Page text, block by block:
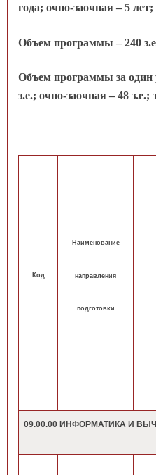
года; очно-заочная – 5
Объем программы – 240
Объем программы за один
з.е.; очно-заочная – 48 з.е.;
Код
Наименование
направления
подготовки
09.00.00 ИНФОРМАТИКА И